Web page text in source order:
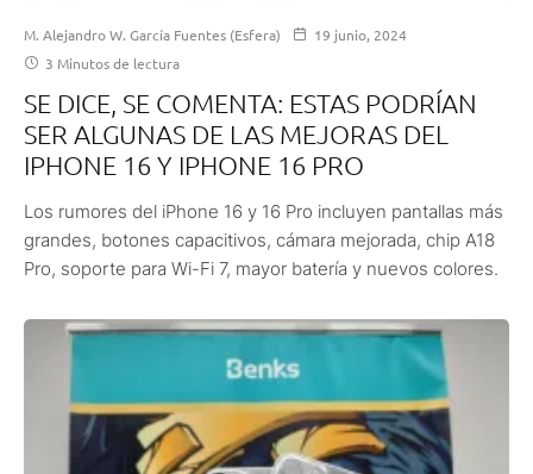
M. Alejandro W. García Fuentes (Esfera)
19 junio, 2024
3 Minutos de lectura
SE DICE, SE COMENTA: ESTAS PODRÍAN
SER ALGUNAS DE LAS MEJORAS DEL
IPHONE 16 Y IPHONE 16 PRO
Los rumores del iPhone 16 y 16 Pro incluyen pantallas más
grandes, botones capacitivos, cámara mejorada, chip A18
Pro, soporte para Wi-Fi 7, mayor batería y nuevos colores.